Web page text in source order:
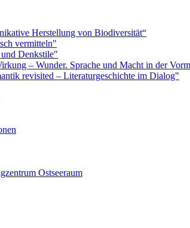
Herstellung von Biodiversität“
vermitteln"
Denkstile"
– Wunder. Sprache und Macht in der
revisited – Literaturgeschichte im Dialog"
Ostseeraum